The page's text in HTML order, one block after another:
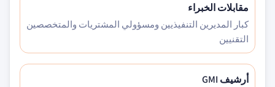
مقابلات الخبراء
كبار المديرين التنفيذيين ومسؤولي المشتريات والمتخصصين
التقنيين
أرشيف GMI